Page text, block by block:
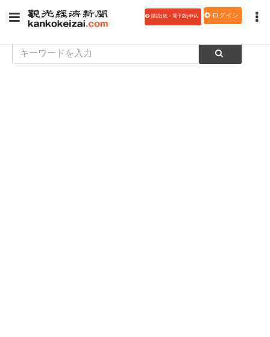
購読(紙・電子版)申込 ログイン